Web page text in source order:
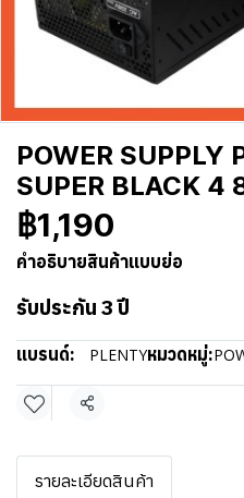
POWER SUPPLY
SUPER BLACK 4
฿1,190
คำอธิบายสินค้าแบบย่อ
รับประกัน 3 ปี
แบรนด์: PLENTYหมวดหมู่:
แชร์
รายละเอียดสินค้า